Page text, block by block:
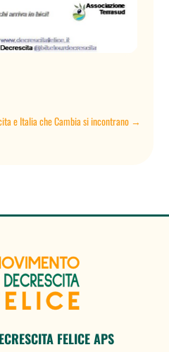
e Italia che Cambia si incontrano→
FELICE APS